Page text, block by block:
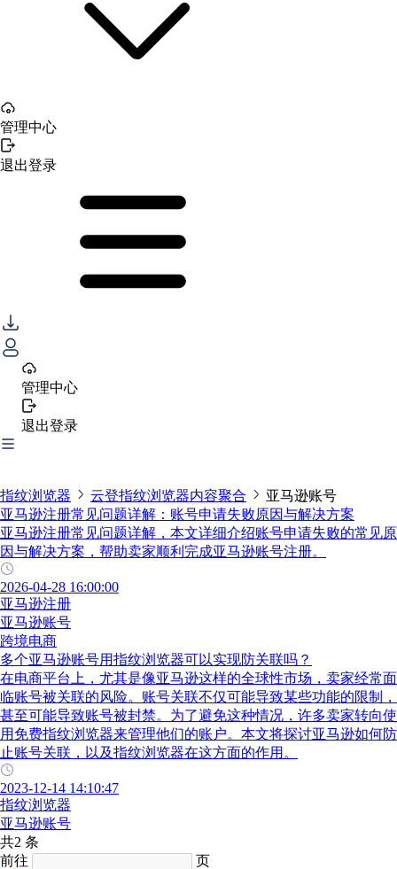
管理中心
退出登录
管理中心
退出登录
指纹浏览器 云登指纹浏览器内容聚合
亚马逊账号
亚马逊注册常见问题详解：账号申请失败原因与解决方案
亚马逊注册常见问题详解，本文详细介绍账号申请失败的常见原
因与解决方案，帮助卖家顺利完成亚马逊账号注册。
2026-04-28 16:00:00
亚马逊注册
亚马逊账号
跨境电商
多个亚马逊账号用指纹浏览器可以实现防关联吗？
在电商平台上，尤其是像亚马逊这样的全球性市场，卖家经常面
临账号被关联的风险。账号关联不仅可能导致某些功能的限制，
甚至可能导致账号被封禁。为了避免这种情况，许多卖家转向使
用免费指纹浏览器来管理他们的账户。本文将探讨亚马逊如何防
止账号关联，以及指纹浏览器在这方面的作用。
2023-12-14 14:10:47
指纹浏览器
亚马逊账号
共2 条
前往
页